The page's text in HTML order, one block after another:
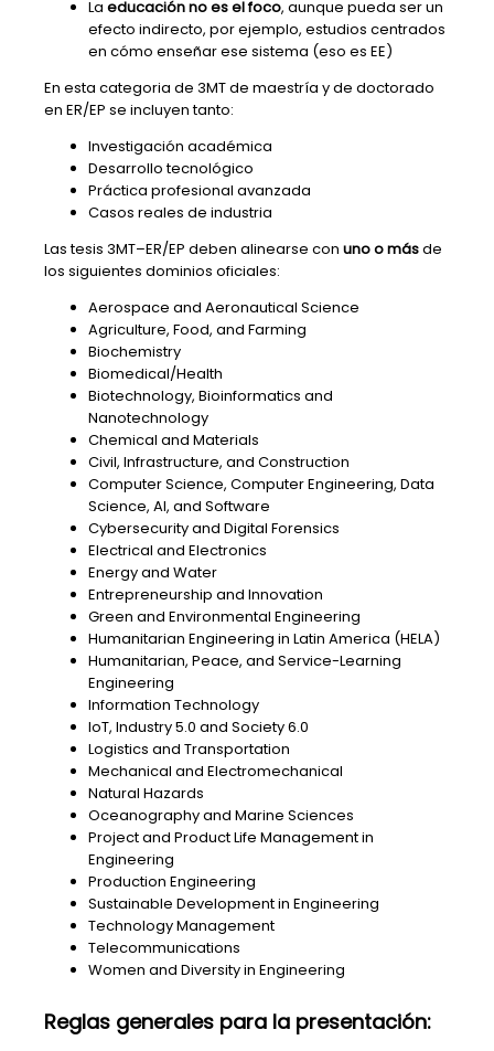
La educación no es el foco, aunque pueda ser un
efecto indirecto, por ejemplo, estudios centrados
en cómo enseñar ese sistema (eso es EE)
En esta categoria de 3MT de maestría y de doctorado
en ER/EP se incluyen tanto:
Investigación académica
Desarrollo tecnológico
Práctica profesional avanzada
Casos reales de industria
Las tesis 3MT–ER/EP deben alinearse con uno o másde
los siguientes dominios oficiales:
Aerospace and Aeronautical Science
Agriculture, Food, and Farming
Biochemistry
Biomedical/Health
Biotechnology, Bioinformatics and
Nanotechnology
Chemical and Materials
Civil, Infrastructure, and Construction
Computer Science, Computer Engineering, Data
Science, AI, and Software
Cybersecurity and Digital Forensics
Electrical and Electronics
Energy and Water
Entrepreneurship and Innovation
Green and Environmental Engineering
Humanitarian Engineering in Latin America (HELA)
Humanitarian, Peace, and Service-Learning
Engineering
Information Technology
IoT, Industry 5.0 and Society 6.0
Logistics and Transportation
Mechanical and Electromechanical
Natural Hazards
Oceanography and Marine Sciences
Project and Product Life Management in
Engineering
Production Engineering
Sustainable Development in Engineering
Technology Management
Telecommunications
Women and Diversity in Engineering
Reglas generales para la presentación: